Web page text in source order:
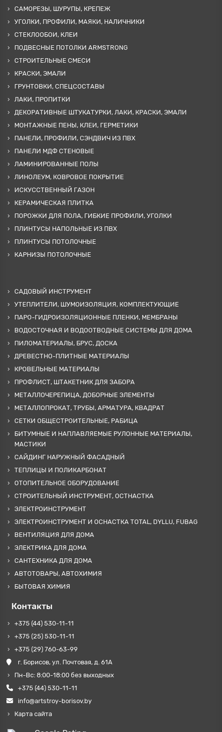
САМОРЕЗЫ, ШУРУПЫ, КРЕПЕЖ
УГОЛКИ, ПРОФИЛИ, МАЯКИ, НАЛИЧНИКИ
СТЕКЛООБОИ, КЛЕИ
ПОДВЕСНЫЕ ПОТОЛКИ ARMSTRONG
СТРОИТЕЛЬНЫЕ СМЕСИ
КРАСКИ, ЭМАЛИ
ГРУНТОВКИ, СПЕЦСОСТАВЫ
ЛАКИ, ПРОПИТКИ
ДЕКОРАТИВНЫЕ ШТУКАТУРКИ, ЛАКИ, КРАСКИ, ЭМАЛИ
МОНТАЖНЫЕ ПЕНЫ, КЛЕИ, ГЕРМЕТИКИ
ПАНЕЛИ, ПРОФИЛИ, СЭНДВИЧ ИЗ ПВХ
ПАНЕЛИ МДФ СТЕНОВЫЕ
ЛАМИНИРОВАННЫЕ ПОЛЫ
ЛИНОЛЕУМ, КОВРОВОЕ ПОКРЫТИЕ
ИСКУССТВЕННЫЙ ГАЗОН
КЕРАМИЧЕСКАЯ ПЛИТКА
ПОРОЖКИ ДЛЯ ПОЛА, ГИБКИЕ ПРОФИЛИ, УГОЛКИ
ПЛИНТУСЫ НАПОЛЬНЫЕ ИЗ ПВХ
ПЛИНТУСЫ ПОТОЛОЧНЫЕ
КАРНИЗЫ ПОТОЛОЧНЫЕ
САДОВЫЙ ИНСТРУМЕНТ
УТЕПЛИТЕЛИ, ШУМОИЗОЛЯЦИЯ, КОМПЛЕКТУЮЩИЕ
ПАРО-ГИДРОИЗОЛЯЦИОННЫЕ ПЛЕНКИ, МЕМБРАНЫ
ВОДОСТОЧНАЯ И ВОДООТВОДНЫЕ СИСТЕМЫ ДЛЯ ДОМА
ПИЛОМАТЕРИАЛЫ, БРУС, ДОСКА
ДРЕВЕСТНО-ПЛИТНЫЕ МАТЕРИАЛЫ
КРОВЕЛЬНЫЕ МАТЕРИАЛЫ
ПРОФЛИСТ, ШТАКЕТНИК ДЛЯ ЗАБОРА
МЕТАЛЛОЧЕРЕПИЦА, ДОБОРНЫЕ ЭЛЕМЕНТЫ
МЕТАЛЛОПРОКАТ, ТРУБЫ, АРМАТУРА, КВАДРАТ
СЕТКИ ОБЩЕСТРОИТЕЛЬНЫЕ, РАБИЦА
БИТУМНЫЕ И НАПЛАВЛЯЕМЫЕ РУЛОННЫЕ МАТЕРИАЛЫ,
МАСТИКИ
САЙДИНГ НАРУЖНЫЙ ФАСАДНЫЙ
ТЕПЛИЦЫ И ПОЛИКАРБОНАТ
ОТОПИТЕЛЬНОЕ ОБОРУДОВАНИЕ
СТРОИТЕЛЬНЫЙ ИНСТРУМЕНТ, ОСТНАСТКА
ЭЛЕКТРОИНСТРУМЕНТ
ЭЛЕКТРОИНСТРУМЕНТ И ОСНАСТКА TOTAL, DYLLU, FUBAG
ВЕНТИЛЯЦИЯ ДЛЯ ДОМА
ЭЛЕКТРИКА ДЛЯ ДОМА
САНТЕХНИКА ДЛЯ ДОМА
АВТОТОВАРЫ, АВТОХИМИЯ
БЫТОВАЯ ХИМИЯ
Контакты
+375 (44) 530-11-11
+375 (25) 530-11-11
+375 (29) 760-63-99
г. Борисов, ул. Почтовая, д. 61А
Пн-Вс: 8:00-18:00 без выходных
+375 (44) 530-11-11
info@artstroy-borisov.by
Карта сайта